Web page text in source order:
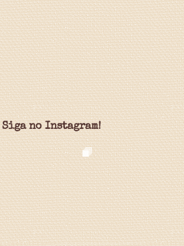
Siga no Instagram!